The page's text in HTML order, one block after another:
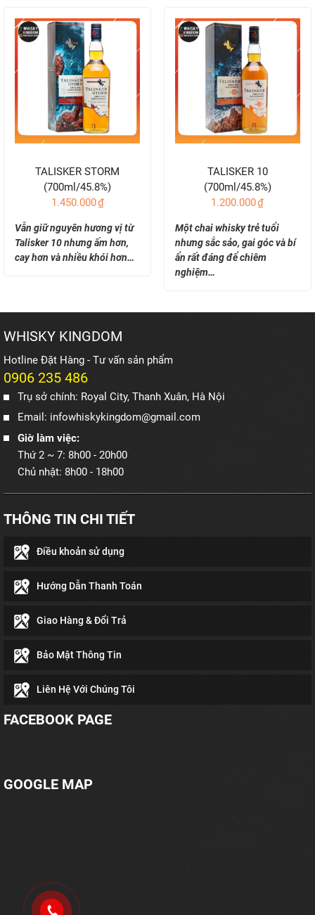
TALISKER STORM
(700ml/45.8%)
1.450.000₫
Vẫn giữ nguyên hương vị từ
Talisker 10 nhưng ấm hơn,
cay hơn và nhiều khói hơn…
TALISKER 10
(700ml/45.8%)
1.200.000₫
Một chai whisky trẻ tuổi
nhưng sắc sảo, gai góc và bí
ẩn rất đáng để chiêm
nghiệm…
WHISKY KINGDOM
Hotline Đặt Hàng - Tư vấn sản phẩm
0906 235 486
Trụ sở chính: Royal City, Thanh Xuân, Hà Nội
Email: infowhiskykingdom@gmail.com
Giờ làm việc:
Thứ 2 ~ 7: 8h00 - 20h00
Chủ nhật: 8h00 - 18h00
THÔNG TIN CHI TIẾT
Điều khoản sử dụng
Hướng Dẫn Thanh Toán
Giao Hàng & Đổi Trả
Bảo Mật Thông Tin
Liên Hệ Với Chúng Tôi
FACEBOOK PAGE
GOOGLE MAP